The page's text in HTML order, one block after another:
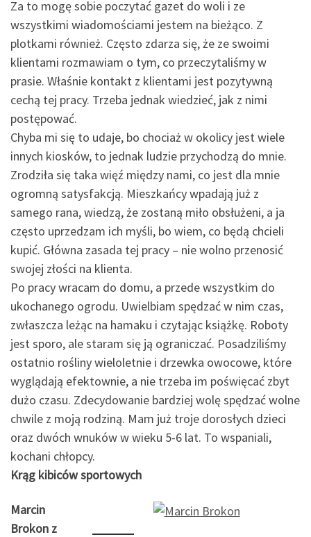
Za to mogę sobie poczytać gazet do woli i ze
wszystkimi wiadomościami jestem na bieżąco. Z
plotkami również. Często zdarza się, że ze swoimi
klientami rozmawiam o tym, co przeczytaliśmy w
prasie. Właśnie kontakt z klientami jest pozytywną
cechą tej pracy. Trzeba jednak wiedzieć, jak z nimi
postępować.
Chyba mi się to udaje, bo chociaż w okolicy jest wiele
innych kiosków, to jednak ludzie przychodzą do mnie.
Zrodziła się taka więź między nami, co jest dla mnie
ogromną satysfakcją. Mieszkańcy wpadają już z
samego rana, wiedzą, że zostaną miło obsłużeni, a ja
często uprzedzam ich myśli, bo wiem, co będą chcieli
kupić. Główna zasada tej pracy – nie wolno przenosić
swojej złości na klienta.
Po pracy wracam do domu, a przede wszystkim do
ukochanego ogrodu. Uwielbiam spędzać w nim czas,
zwłaszcza leżąc na hamaku i czytając książkę. Roboty
jest sporo, ale staram się ją ograniczać. Posadziliśmy
ostatnio rośliny wieloletnie i drzewka owocowe, które
wyglądają efektownie, a nie trzeba im poświęcać zbyt
dużo czasu. Zdecydowanie bardziej wolę spędzać wolne
chwile z moją rodziną. Mam już troje dorosłych dzieci
oraz dwóch wnuków w wieku 5-6 lat. To wspaniali,
kochani chłopcy.
Krąg kibiców sportowych
Marcin
Brokon z